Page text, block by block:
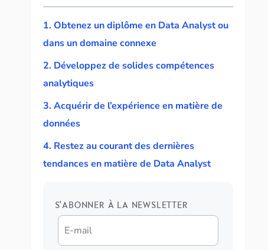
1. Obtenez un diplôme en Data Analyst ou
dans un domaine connexe
2. Développez de solides compétences
analytiques
3. Acquérir de l’expérience en matière de
données
4. Restez au courant des dernières
tendances en matière de Data Analyst
S'ABONNER À LA NEWSLETTER